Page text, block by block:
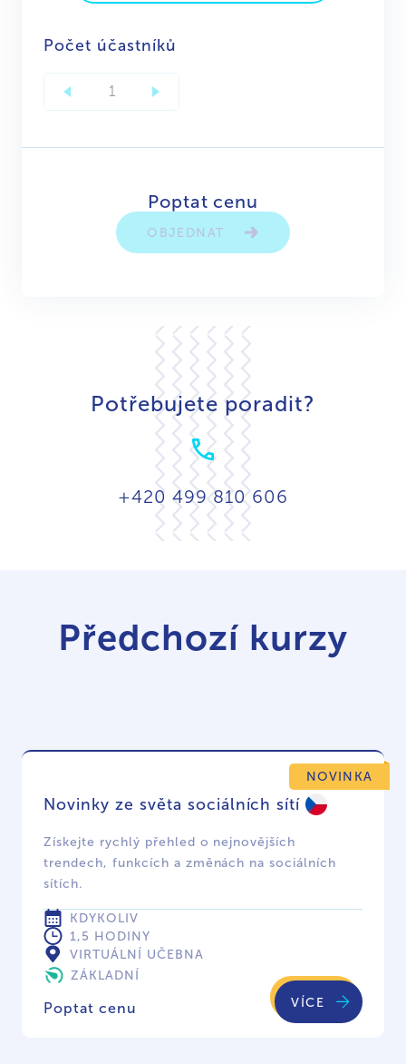
Počet účastníků
Poptat cenu
OBJEDNAT
Potřebujete poradit?
+420 499 810 606
Předchozí kurzy
Novinky ze světa sociálních sítí
Získejte rychlý přehled o nejnovějších
trendech, funkcích a změnách na sociálních
sítích.
KDYKOLIV
1,5 HODINY
VIRTUÁLNÍ UČEBNA
ZÁKLADNÍ
NOVINKA
Poptat cenu VÍCE